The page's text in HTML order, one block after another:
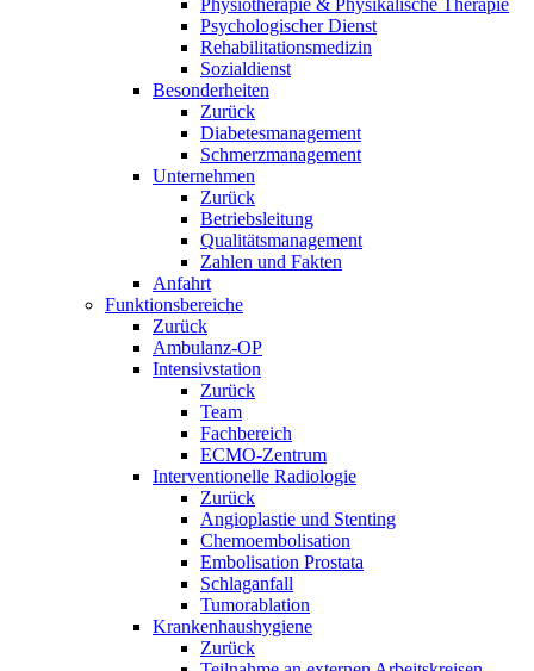
Physiotherapie & Physikalische Therapie
Psychologischer Dienst
Rehabilitationsmedizin
Sozialdienst
Besonderheiten
Zurück
Diabetesmanagement
Schmerzmanagement
Unternehmen
Zurück
Betriebsleitung
Qualitätsmanagement
Zahlen und Fakten
Anfahrt
Funktionsbereiche
Zurück
Ambulanz-OP
Intensivstation
Zurück
Team
Fachbereich
ECMO-Zentrum
Interventionelle Radiologie
Zurück
Angioplastie und Stenting
Chemoembolisation
Embolisation Prostata
Schlaganfall
Tumorablation
Krankenhaushygiene
Zurück